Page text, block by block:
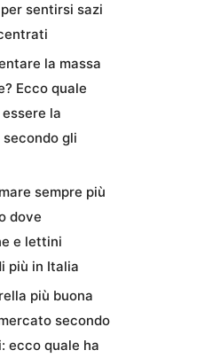
sentirsi sazi
la massa
Ecco quale
la
gli
sempre più
dove
e lettini
più in Italia
più buona
secondo
ecco quale ha